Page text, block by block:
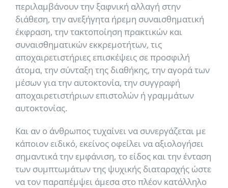
περιλαμβάνουν την ξαφνική αλλαγή στην
διάθεση, την ανεξήγητα ήρεμη συναισθηματική
έκφραση, την τακτοποίηση πρακτικών και
συναισθηματικών εκκρεμοτήτων, τις
αποχαιρετιστήριες επισκέψεις σε προσφιλή
άτομα, την σύνταξη της διαθήκης, την αγορά των
μέσων για την αυτοκτονία, την συγγραφή
αποχαιρετιστήριων επιστολών ή γραμμάτων
αυτοκτονίας.
Και αν ο άνθρωπος τυχαίνει να συνεργάζεται με
κάποιον ειδικό, εκείνος οφείλει να αξιολογήσει
σημαντικά την εμφάνιση, το είδος και την ένταση
των συμπτωμάτων της ψυχικής διαταραχής ώστε
να τον παραπέμψει άμεσα στο πλέον κατάλληλο